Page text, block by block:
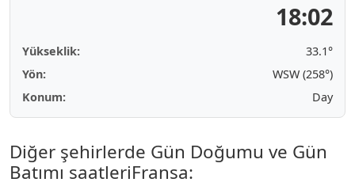
18:02
Yükseklik:
33.1°
Yön:
WSW (258°)
Konum:
Day
Diğer şehirlerde Gün Doğumu ve Gün
Batımı saatleriFransa: